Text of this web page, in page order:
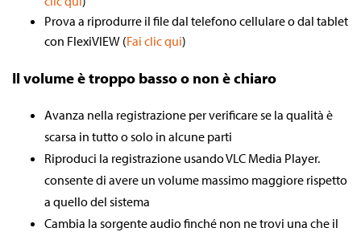
Prova a riprodurre il file dal telefono cellulare o dal tablet
con FlexiVIEW (Fai clic qui)
Il volume è troppo basso o non è chiaro
Avanza nella registrazione per verificare se la qualità è
scarsa in tutto o solo in alcune parti
Riproduci la registrazione usando VLC Media Player.
consente di avere un volume massimo maggiore rispetto
a quello del sistema
Cambia la sorgente audio finché non ne trovi una che il